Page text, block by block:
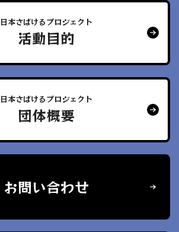
日本さばけるプロジェクト
活動目的
日本さばけるプロジェクト
団体概要
お問い合わせ